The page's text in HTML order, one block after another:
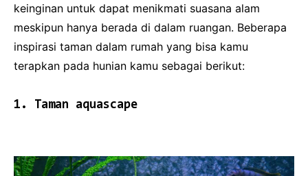
keinginan untuk dapat menikmati suasana alam
meskipun hanya berada di dalam ruangan. Beberapa
inspirasi taman dalam rumah yang bisa kamu
terapkan pada hunian kamu sebagai berikut:
1. Taman aquascape